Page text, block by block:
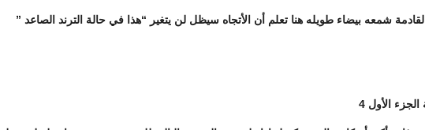
شمعه بيضاء طويله هنا تعلم أن الأتجاه سيظل لن يتغير “هذا في حالة الترند الصاعد ”